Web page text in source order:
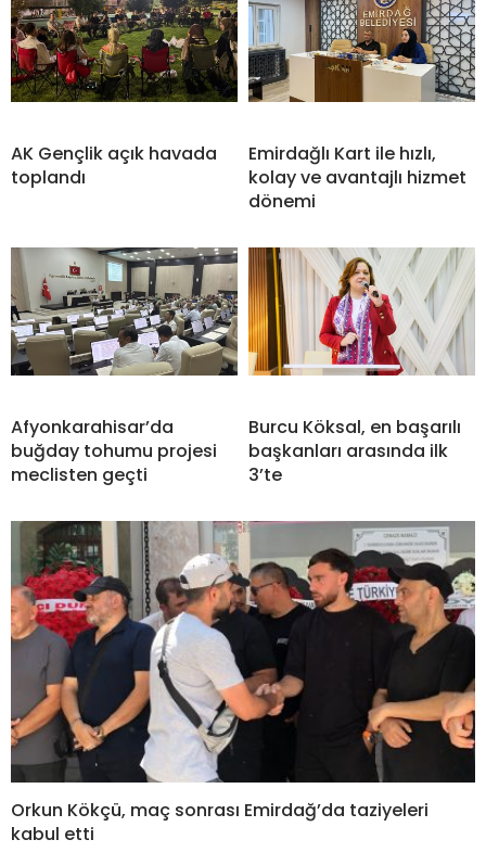
AK Gençlik açık havada
toplandı
Emirdağlı Kart ile hızlı,
kolay ve avantajlı hizmet
dönemi
Afyonkarahisar’da
buğday tohumu projesi
meclisten geçti
Burcu Köksal, en başarılı
başkanları arasında ilk
3’te
Orkun Kökçü, maç sonrası Emirdağ’da taziyeleri
kabul etti